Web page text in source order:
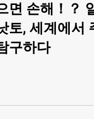
면 손해！？
토, 세계에서
구하다